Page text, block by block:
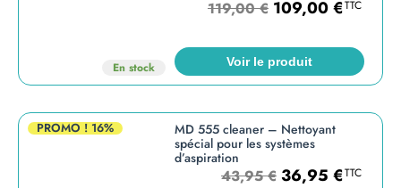
En stock
119,00€ 109,00€TTC
Voir le produit
PROMO !16%
MD 555 cleaner – Nettoyant
spécial pour les systèmes
d’aspiration
43,95€ 36,95 €TTC